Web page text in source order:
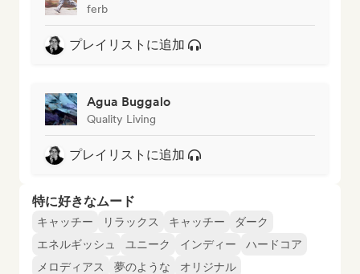
ferb
プレイリストに追加
Agua Buggalo
Quality Living
プレイリストに追加
特に好きなムード
キャッチー リラックス キャッチー
ダーク
エネルギッシュ
ユニーク インディー
ハードコア
メロディアス
夢のような
オリジナル